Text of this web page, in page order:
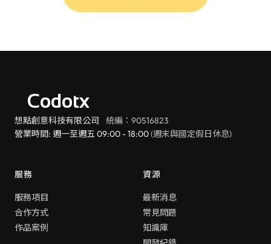
Codotx
想點創意科技有限公司
統編：90516823
營業時間: 週一至週五 09:00 - 18:00(週末與國定假日休息)
服務
服務項目
合作方式
作品案例
資源
最新消息
常見問題
知識庫